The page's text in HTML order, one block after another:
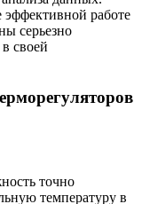
работе
серьезно
своей
точно
температуру в